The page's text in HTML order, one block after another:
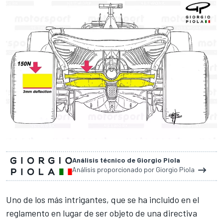
Análisis técnico de Giorgio Piola
Análisis proporcionado por Giorgio Piola
Uno de los más intrigantes, que se ha incluido en el
reglamento en lugar de ser objeto de una directiva